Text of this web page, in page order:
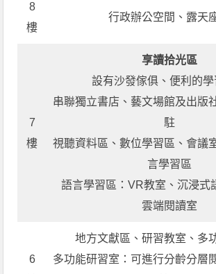
8
樓
行政辦公空間、露天
7
樓
享讀拾光區
設有沙發傢俱、便利的學
串聯獨立書店、藝文場館及出版
駐
視聽資料區、數位學習區、會議
言學習區
語言學習區：VR教室、沉浸式
雲端閱讀室
6
地方文獻區、研習教室、多
多功能研習室：可進行分齡分層